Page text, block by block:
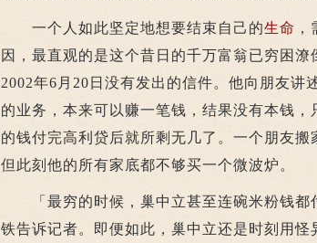
一个人如此坚定地想要结束自己的生命
因，最直观的是这个昔日的千万富翁已穷困
2002年6月20日没有发出的信件。他向朋友讲
的业务，本来可以赚一笔钱，结果没有本钱
的钱付完高利贷后就所剩无几了。一个朋友搬
但此刻他的所有家底都不够买一个微波炉。
「最穷的时候，巢中立甚至连碗米粉钱都
铁告诉记者。即便如此，巢中立还是时刻用怪